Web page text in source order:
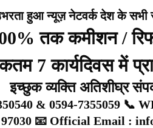
हुआ न्यूज़ नेटवर्क देश के सभी
100% तक कमीशन /
7 कार्यदिवस में
इच्छुक व्यक्ति अतिशीघ्र
& 0594-7355059 📞
97030 📧 Official Email :